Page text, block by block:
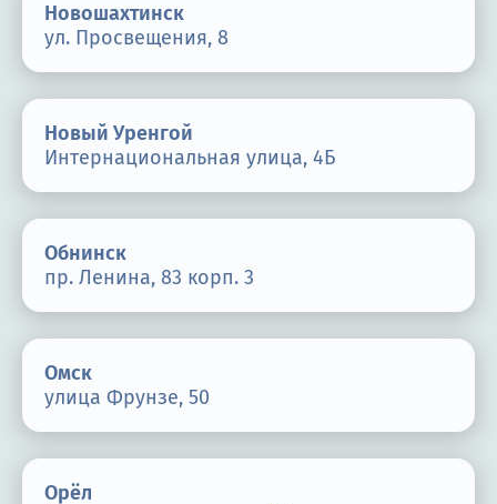
Новошахтинск
ул. Просвещения, 8
Новый Уренгой
Интернациональная улица, 4Б
Обнинск
пр. Ленина, 83 корп. 3
Омск
улица Фрунзе, 50
Орёл